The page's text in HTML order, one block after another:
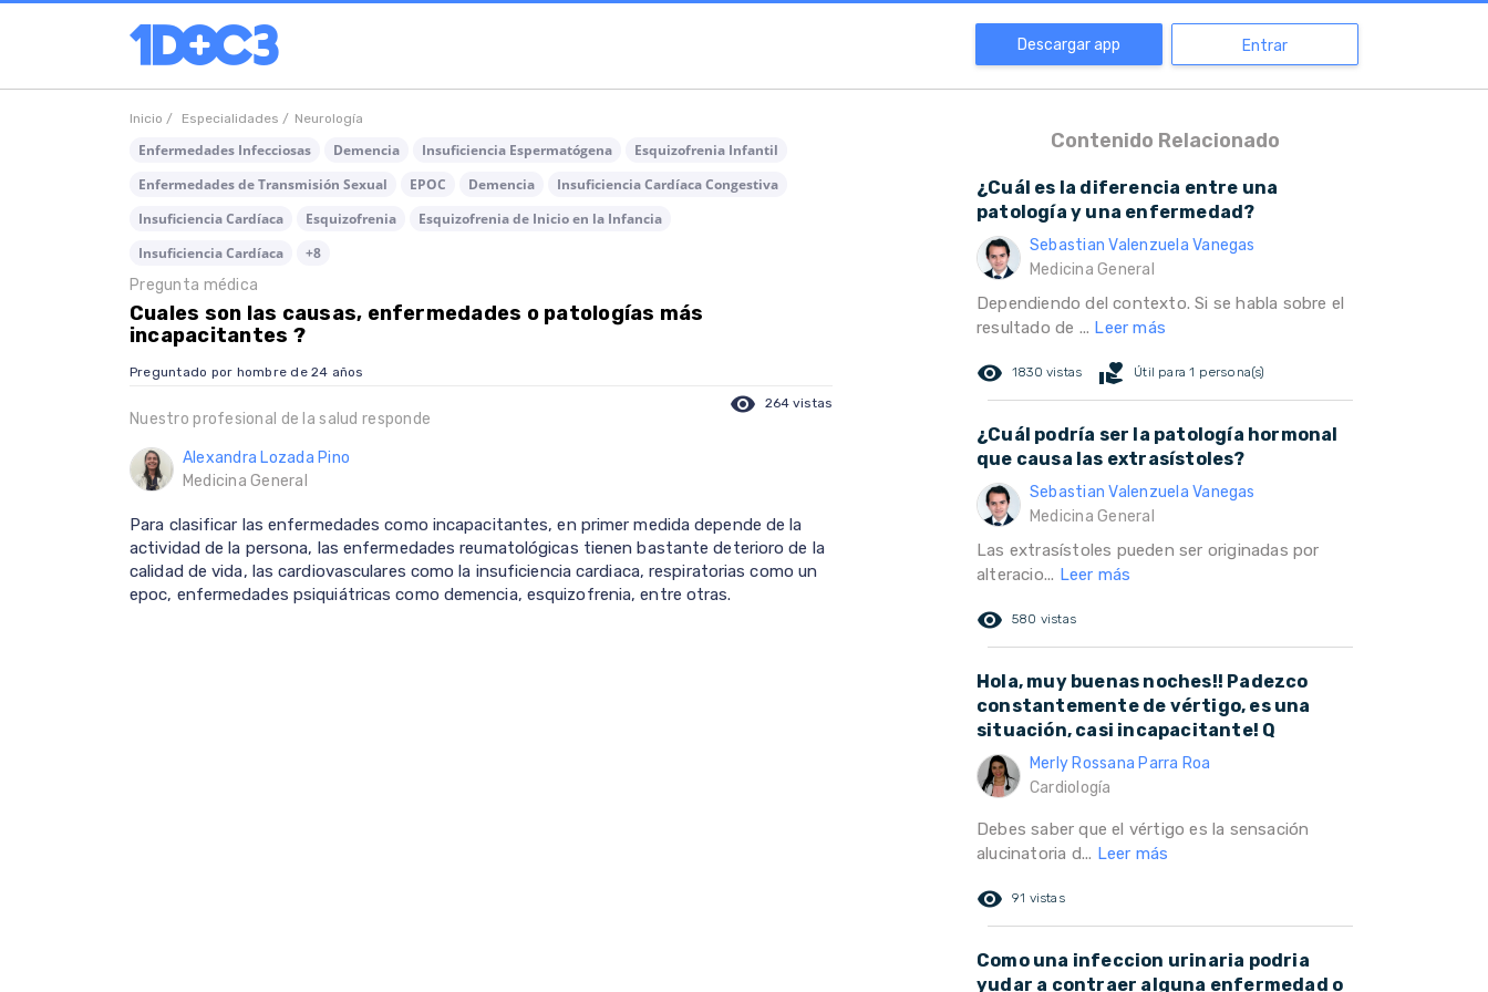
Descargar app Entrar
Inicio / Especialidades / Neurología
Enfermedades Infecciosas Demencia Insuficiencia Espermatógena
Esquizofrenia Infantil
Enfermedades de Transmisión Sexual
EPOC Demencia
Insuficiencia Cardíaca Congestiva
Insuficiencia Cardíaca
Esquizofrenia
Esquizofrenia de Inicio en la Infancia
Insuficiencia Cardíaca
+8
Pregunta médica
Cuales son las causas, enfermedades o patologías más
incapacitantes ?
Preguntado por hombre de 24 años
visibility 264 vistas
Nuestro profesional de la salud responde
Alexandra Lozada Pino
Medicina General
Para clasificar las enfermedades como incapacitantes, en primer medida depende de la
actividad de la persona, las enfermedades reumatológicas tienen bastante deterioro de la
calidad de vida, las cardiovasculares como la insuficiencia cardiaca, respiratorias como un
epoc, enfermedades psiquiátricas como demencia, esquizofrenia, entre otras.
Contenido Relacionado
¿Cuál es la diferencia entre una
patología y una enfermedad?
Sebastian Valenzuela Vanegas
Medicina General
Dependiendo del contexto. Si se habla sobre el
resultado de ... Leer más
remove_red_eye 1830 vistas volunteer_activism Útil para 1 persona(s)
¿Cuál podría ser la patología hormonal
que causa las extrasístoles?
Sebastian Valenzuela Vanegas
Medicina General
Las extrasístoles pueden ser originadas por
alteracio... Leer más
remove_red_eye 580 vistas
Hola, muy buenas noches!! Padezco
constantemente de vértigo, es una
situación, casi incapacitante! Q
Merly Rossana Parra Roa
Cardiología
Debes saber que el vértigo es la sensación
alucinatoria d... Leer más
remove_red_eye 91 vistas
Como una infeccion urinaria podria
yudar a contraer alguna enfermedad o